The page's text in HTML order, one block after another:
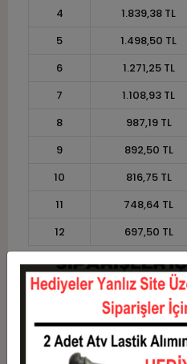
4
1.839,38 TL
5
1.498,50 TL
6
1.271,25 TL
7
1.108,93 TL
8
987,19 TL
9
892,50 TL
10
816,75 TL
11
748,64 TL
12
697,50 TL
Taksit Tutarı
1
6.750,00 TL